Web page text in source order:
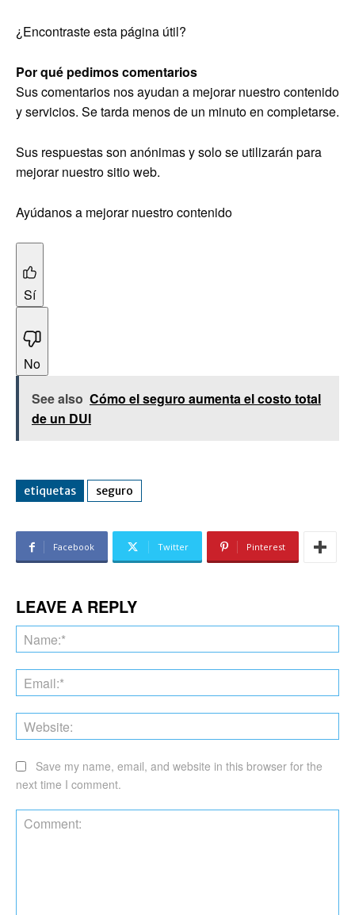
¿Encontraste esta página útil?
Por qué pedimos comentarios
Sus comentarios nos ayudan a mejorar nuestro contenido
y servicios. Se tarda menos de un minuto en completarse.
Sus respuestas son anónimas y solo se utilizarán para
mejorar nuestro sitio web.
Ayúdanos a mejorar nuestro contenido
Sí
No
See also Cómo el seguro aumenta el costo total
de un DUI
etiquetas seguro
Facebook Twitter Pinterest
LEAVE A REPLY
Save my name, email, and website in this browser for the
next time I comment.